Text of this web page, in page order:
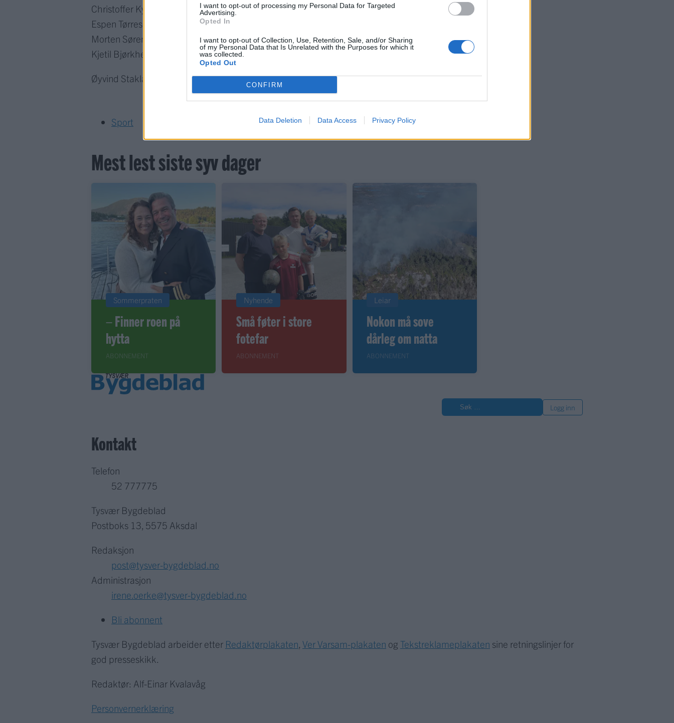
I want to opt-out of processing my Personal Data for Targeted
Advertising.
Opted In
I want to opt-out of Collection, Use, Retention, Sale, and/or Sharing
of my Personal Data that Is Unrelated with the Purposes for which it
was collected.
Opted Out
CONFIRM
Data Deletion Data Access Privacy Policy
Christoffer Kydland
Espen Tørresdal
Morten Sørensen
Kjetil Bjørkheim
Øyvind Stakland, Glenn Fjellet og Jardar Moe mangler i dag.
Sport
Mest lest siste syv dager
Sommerpraten
– Finner roen på
hytta
ABONNEMENT
Nyhende
Små føter i store
fotefar
ABONNEMENT
Leiar
Nokon må sove
dårleg om natta
ABONNEMENT
Logg inn
Kontakt
Telefon
52 777775
Tysvær Bygdeblad
Postboks 13, 5575 Aksdal
Redaksjon
post@tysver-bygdeblad.no
Administrasjon
irene.oerke@tysver-bygdeblad.no
Bli abonnent
Tysvær Bygdeblad arbeider etter Redaktørplakaten Ver Varsam-plakaten og Tekstreklameplakaten sine retningslinjer for
god presseskikk.
Redaktør: Alf-Einar Kvalavåg
Personvernerklæring